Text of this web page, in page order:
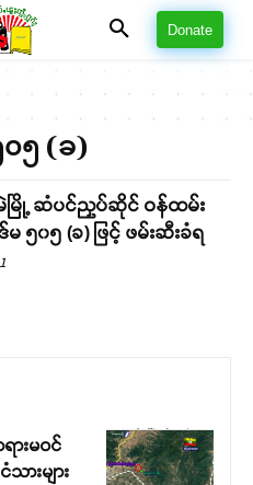
Donate
၅ (ခ)
မြို့ ဆံပင်ညှပ်ဆိုင် ဝန်ထမ်း
မ ၅၀၅ (ခ) ဖြင့် ဖမ်းဆီးခံရ
းမဝင်
းများ